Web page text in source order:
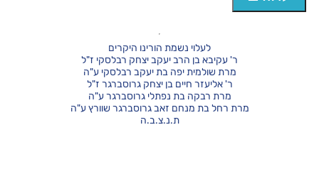
לעלוי נשמת הורינו היקרים
ר' עקיבא בן הרב יעקב יצחק רבלסקי ז"ל
מרת שולמית יפה בת יעקב רבלסקי ע"ה
ר' אליעזר חיים בן יצחק גרוסברגר ז"ל
מרת רבקה בת נפתלי גרוסברגר ע"ה
מרת רחל בת מנחם זאב גרוסברגר שוורץ ע"ה
ת.נ.צ.ב.ה